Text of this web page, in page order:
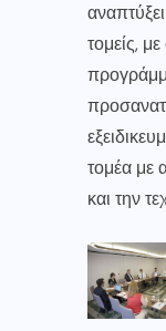
τομείς,
τομέα με
και την